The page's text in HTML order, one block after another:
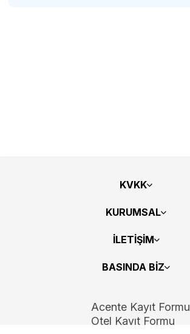
KVKK
KURUMSAL
İLETİŞİM
BASINDA BİZ
Acente Kayıt Formu
Otel Kayıt Formu